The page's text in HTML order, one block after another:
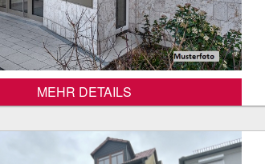
MEHR DETAILS